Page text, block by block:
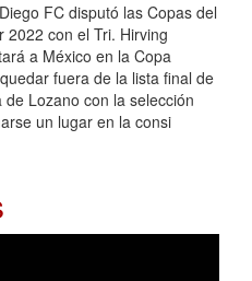
FC disputó las Copas del
2022 con el Tri. Hirving
a México en la Copa
fuera de la lista final de
Lozano con la selección
un lugar en la consi